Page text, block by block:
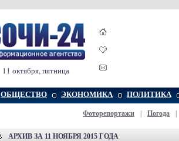
11 октября, пятница
ОБЩЕСТВО ЭКОНОМИКА ПОЛИТИКА
Фоторепортажи Погода
АРХИВ ЗА 11 НОЯБРЯ 2015 ГОДА